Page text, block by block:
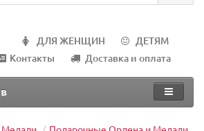
ДЛЯ ЖЕНЩИН
ДЕТЯМ
Контакты Доставка и оплата